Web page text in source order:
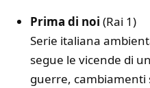
Prima di noi (Rai 1)
Serie italiana
segue le vicende di
guerre, cambiamenti